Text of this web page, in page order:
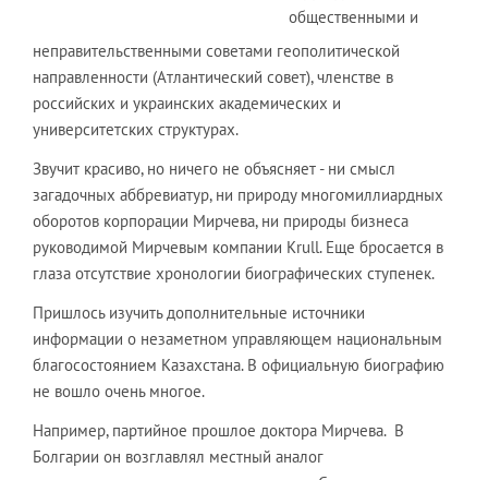
общественными и
неправительственными советами геополитической
направленности (Атлантический совет), членстве в
российских и украинских академических и
университетских структурах.
Звучит красиво, но ничего не объясняет - ни смысл
загадочных аббревиатур, ни природу многомиллиардных
оборотов корпорации Мирчева, ни природы бизнеса
руководимой Мирчевым компании Krull. Еще бросается в
глаза отсутствие хронологии биографических ступенек.
Пришлось изучить дополнительные источники
информации о незаметном управляющем национальным
благосостоянием Казахстана. В официальную биографию
не вошло очень многое.
Например, партийное прошлое доктора Мирчева. В
Болгарии он возглавлял местный аналог